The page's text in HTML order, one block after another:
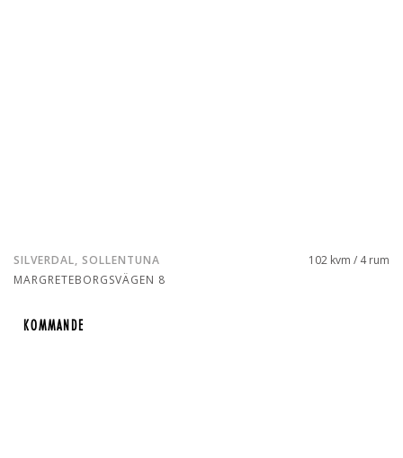
SILVERDAL, SOLLENTUNA
MARGRETEBORGSVÄGEN 8
102 kvm / 4 rum
KOMMANDE
KOMMANDE